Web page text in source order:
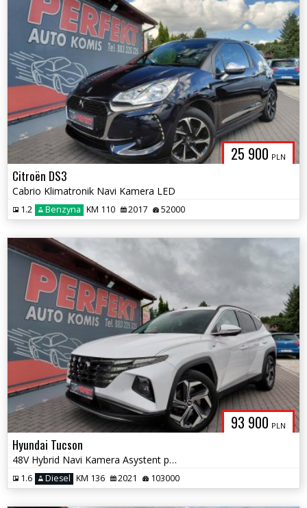
25 900 PLN
Citroën DS3
Cabrio Klimatronik Navi Kamera LED
1.2 Benzyna KM 110 2017 52000
93 900 PLN
Hyundai Tucson
48V Hybrid Navi Kamera Asystent pasa
1.6 Diesel KM 136 2021 103000